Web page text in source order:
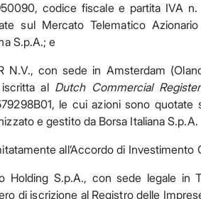
codice fiscale e partita IVA
sul Mercato Telematico
S.p.A.; e
N.V., con sede in Amsterdam
al Dutch Commercial Register
le cui azioni sono quotate
e gestito da Borsa Italiana S.p.A.
all’Accordo di Investimento
Holding S.p.A., con sede legale in
di iscrizione al Registro delle